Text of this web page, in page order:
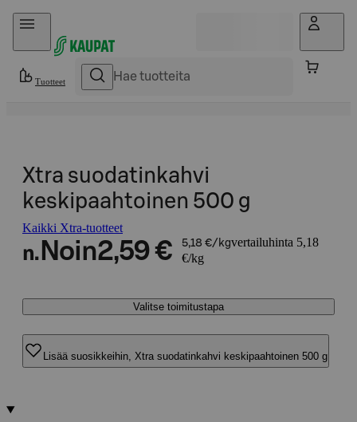
Hyppää sisältöön
Tuotteet
Xtra suodatinkahvi
keskipaahtoinen 500 g
Kaikki Xtra-tuotteet
n. Noin2,59 € 5,18 €/kgvertailuhinta 5,18
€/kg
Valitse toimitustapa
Lisää suosikkeihin, Xtra suodatinkahvi keskipaahtoinen 500 g